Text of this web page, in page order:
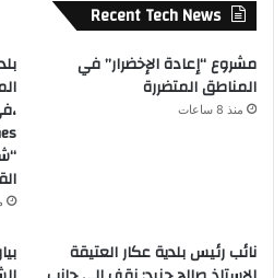
Recent Tech News
مشروع “إعادة الإخضرار” في
المناطق المتضررة
منذ 8 ساعات
نائب رئيس بلدية عكار العتيقة